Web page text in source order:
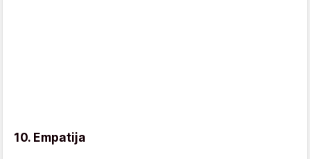
10. Empatija